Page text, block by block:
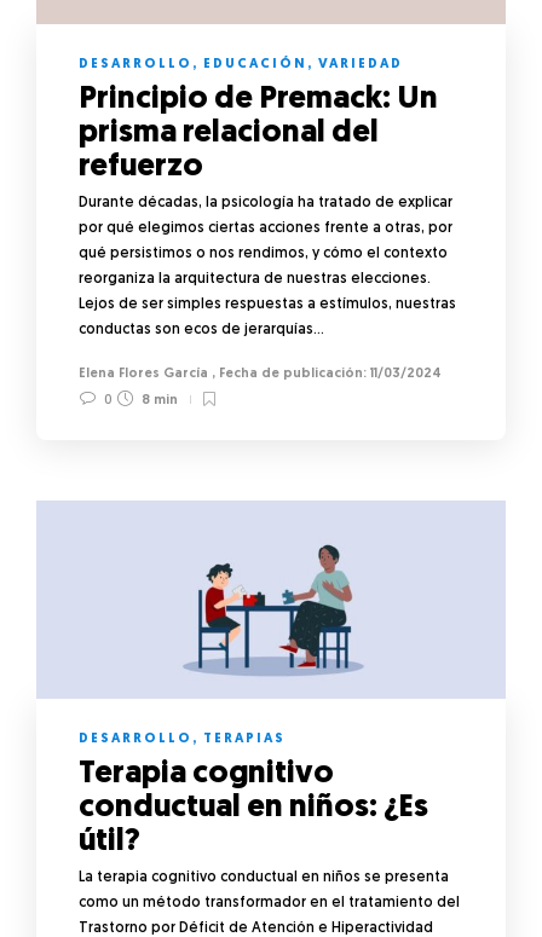
DESARROLLO , EDUCACIÓN , VARIEDAD
Principio de Premack: Un
prisma relacional del
refuerzo
Durante décadas, la psicología ha tratado de explicar
por qué elegimos ciertas acciones frente a otras, por
qué persistimos o nos rendimos, y cómo el contexto
reorganiza la arquitectura de nuestras elecciones.
Lejos de ser simples respuestas a estímulos, nuestras
conductas son ecos de jerarquías…
Elena Flores García ,
11/03/2024
0
8 min
DESARROLLO , TERAPIAS
Terapia cognitivo
conductual en niños: ¿Es
útil?
La terapia cognitivo conductual en niños se presenta
como un método transformador en el tratamiento del
Trastorno por Déficit de Atención e Hiperactividad